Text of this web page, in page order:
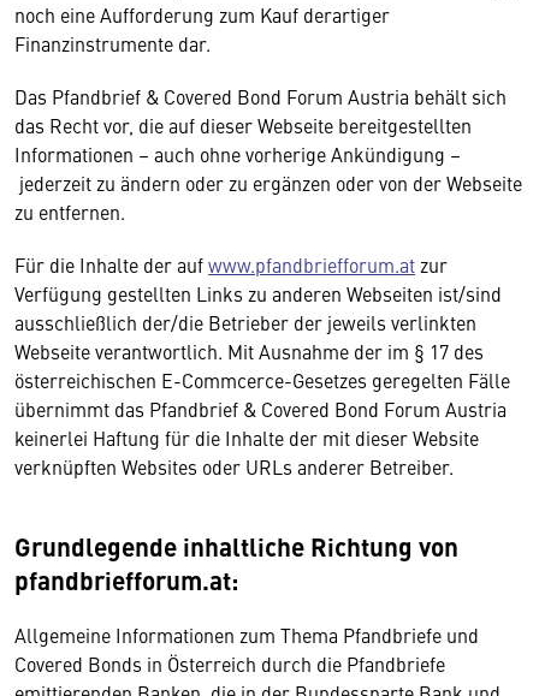
noch eine Aufforderung zum Kauf derartiger
Finanzinstrumente dar.
Das Pfandbrief & Covered Bond Forum Austria behält sich
das Recht vor, die auf dieser Webseite bereitgestellten
Informationen – auch ohne vorherige Ankündigung –
jederzeit zu ändern oder zu ergänzen oder von der Webseite
zu entfernen.
Für die Inhalte der aufwww.pfandbriefforum.at zur
Verfügung gestellten Links zu anderen Webseiten ist/sind
ausschließlich der/die Betrieber der jeweils verlinkten
Webseite verantwortlich. Mit Ausnahme der im § 17 des
österreichischen E-Commcerce-Gesetzes geregelten Fälle
übernimmt das Pfandbrief & Covered Bond Forum Austria
keinerlei Haftung für die Inhalte der mit dieser Website
verknüpften Websites oder URLs anderer Betreiber.
Grundlegende inhaltliche Richtung von
pfandbriefforum.at:
Allgemeine Informationen zum Thema Pfandbriefe und
Covered Bonds in Österreich durch die Pfandbriefe